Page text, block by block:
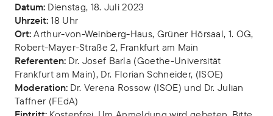
Datum: Dienstag, 18. Juli 2023
Uhrzeit: 18 Uhr
Ort: Arthur-von-Weinberg-Haus, Grüner Hörsaal, 1. OG,
Robert-Mayer-Straße 2, Frankfurt am Main
Referenten: Dr. Josef Barla (Goethe-Universität
Frankfurt am Main), Dr. Florian Schneider, (ISOE)
Moderation: Dr. Verena Rossow (ISOE) und Dr. Julian
Taffner (FEdA)